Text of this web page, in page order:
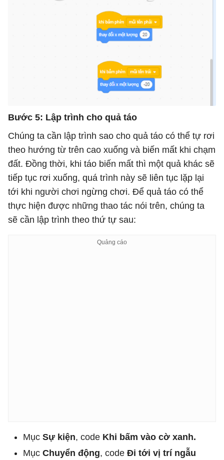
Bước 5: Lập trình cho quả táo
Chúng ta cần lập trình sao cho quả táo có thể tự rơi
theo hướng từ trên cao xuống và biến mất khi chạm
đất. Đồng thời, khi táo biến mất thì một quả khác sẽ
tiếp tục rơi xuống, quá trình này sẽ liên tục lặp lại
tới khi người chơi ngừng chơi. Để quả táo có thể
thực hiện được những thao tác nói trên, chúng ta
sẽ cần lập trình theo thứ tự sau:
Mục Sự kiện, code Khi bấm vào cờ xanh.
Mục Chuyển động, code Đi tới vị trí ngẫu